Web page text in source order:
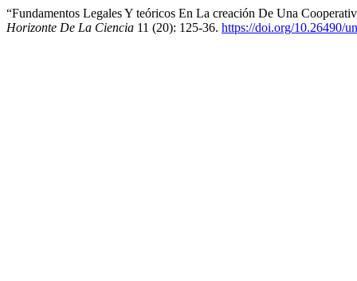
“Fundamentos Legales Y teóricos En La creación De Una
Horizonte De La Ciencia 11 (20): 125-36. https://doi.org/10.26490/